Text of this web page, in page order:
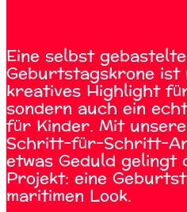
Eine selbst gebastelte
Geburtstagskrone
kreatives Highlight
sondern auch ein
für Kinder. Mit
Schritt-für-Schritt-
etwas Geduld gelingt
Projekt: eine
maritimen Look.